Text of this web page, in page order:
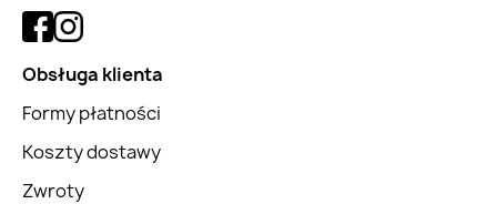
Obsługa klienta
Formy płatności
Koszty dostawy
Zwroty